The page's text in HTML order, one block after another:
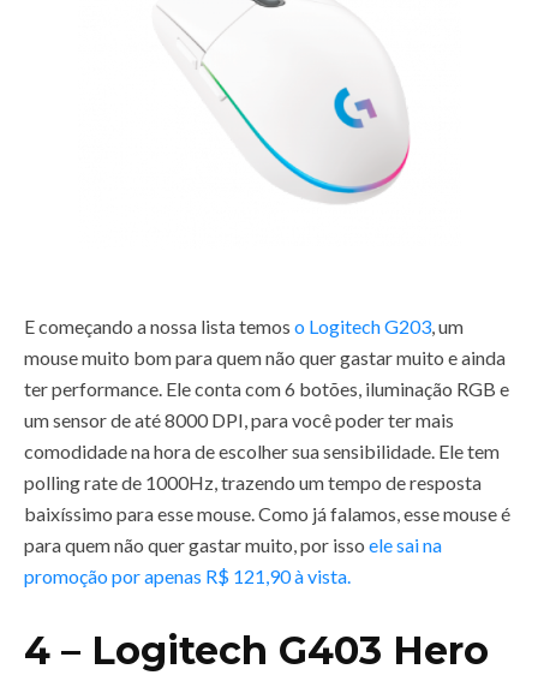
E começando a nossa lista temos o Logitech G203, um
mouse muito bom para quem não quer gastar muito e ainda
ter performance. Ele conta com 6 botões, iluminação RGB e
um sensor de até 8000 DPI, para você poder ter mais
comodidade na hora de escolher sua sensibilidade. Ele tem
polling rate de 1000Hz, trazendo um tempo de resposta
baixíssimo para esse mouse. Como já falamos, esse mouse é
para quem não quer gastar muito, por isso ele sai na
promoção por apenas R$ 121,90 à vista.
4 – Logitech G403 Hero